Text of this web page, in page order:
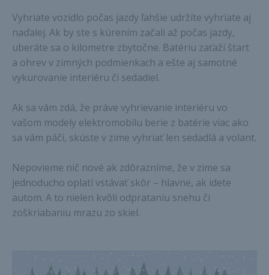
Vyhriate vozidlo počas jazdy ľahšie udržíte vyhriate aj
naďalej. Ak by ste s kúrením začali až počas jazdy,
uberáte sa o kilometre zbytočne. Batériu zaťaží štart
a ohrev v zimných podmienkach a ešte aj samotné
vykurovanie interiéru či sedadiel.
Ak sa vám zdá, že práve vyhrievanie interiéru vo
vašom modely elektromobilu berie z batérie viac ako
sa vám páči, skúste v zime vyhriať len sedadlá a volant.
Nepovieme nič nové ak zdôrazníme, že v zime sa
jednoducho oplatí vstávať skôr – hlavne, ak idete
autom. A to nielen kvôli odprataniu snehu či
zoškriabaniu mrazu zo skiel.